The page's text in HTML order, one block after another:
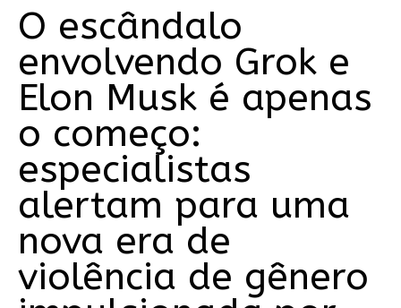
O escândalo
envolvendo Grok e
Elon Musk é apenas
o começo:
especialistas
alertam para uma
nova era de
violência de gênero